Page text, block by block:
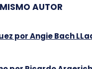
AUTOR
por Angie Bach